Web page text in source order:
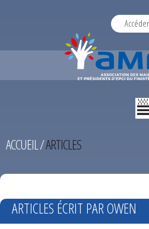
ACCUEIL/ARTICLES
ARTICLES ÉCRIT PAR OWEN